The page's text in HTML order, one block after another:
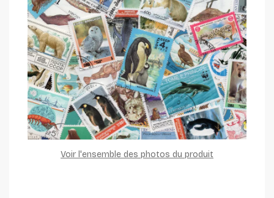
Voir l'ensemble des photos du produit